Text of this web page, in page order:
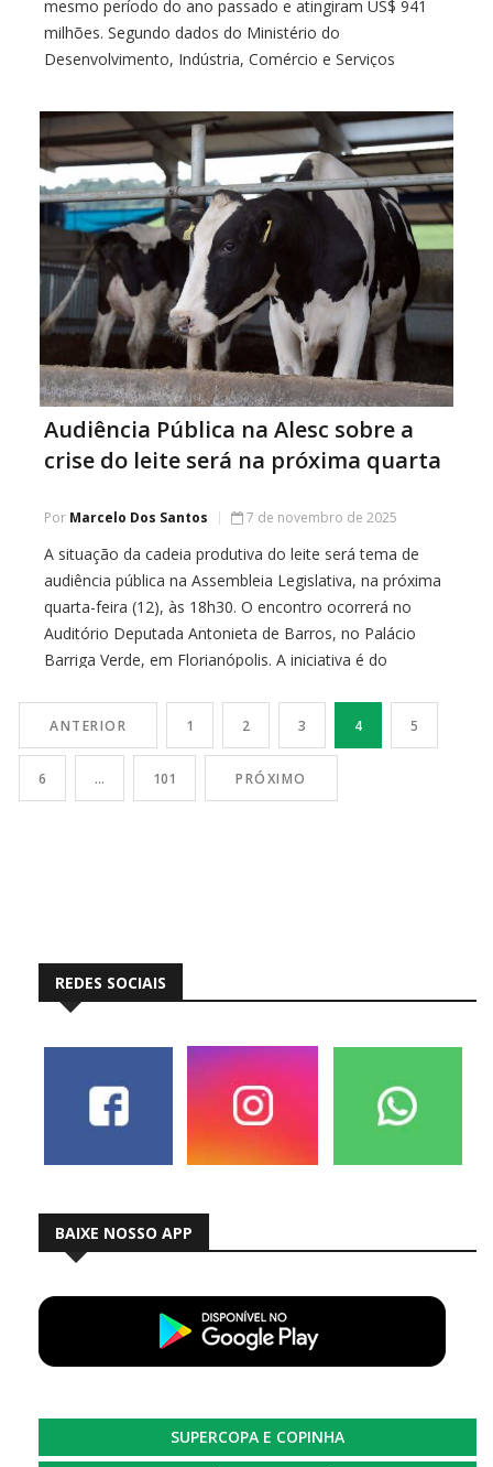
mesmo período do ano passado e atingiram US$ 941
milhões. Segundo dados do Ministério do
Desenvolvimento, Indústria, Comércio e Serviços
acumulado do ano até novembro, no entanto, as
exportações de SC cresceram 3,5%, para […]
Audiência Pública na Alesc sobre a
crise do leite será na próxima quarta
Por Marcelo Dos Santos 7 de novembro de 2025
A situação da cadeia produtiva do leite será tema de
audiência pública na Assembleia Legislativa, na próxima
quarta-feira (12), às 18h30. O encontro ocorrerá no
Auditório Deputada Antonieta de Barros, no Palácio
Barriga Verde, em Florianópolis. A iniciativa é do
ANTERIOR 1 2 3 4 5
6 … 101 PRÓXIMO
REDES SOCIAIS
BAIXE NOSSO APP
SUPERCOPA E COPINHA